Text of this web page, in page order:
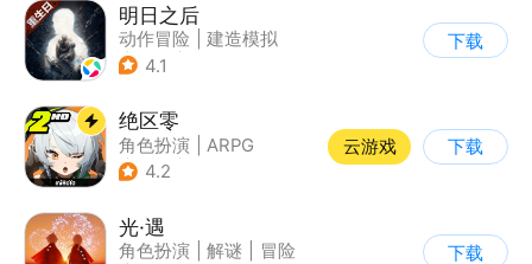
明日之后
动作冒险
建造模拟
| 丧尸
4.1
下载
绝区零
角色扮演
ARPG
| 冒险
4.2
云游戏 下载
光·遇
角色扮演 解谜
冒险
下载